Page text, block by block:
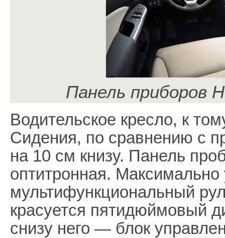
Панель приборов
Водительское кресло, к
Сидения, по сравнению с
на 10 см книзу. Панель
оптитронная. Максимально
мультифункциональный
красуется пятидюймовый
снизу него — блок